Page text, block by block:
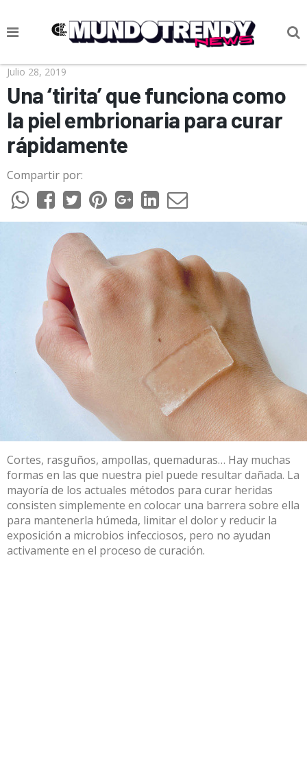
NOTICIAS
CULTURA POP
CIENCIA Y TECNOLOGÍA
VIDA
SOCIEDAD
CULTURIZANDO.COM
Julio 28, 2019
Una ‘tirita’ que funciona como
la piel embrionaria para curar
rápidamente
Compartir por:
Cortes, rasguños, ampollas, quemaduras… Hay muchas
formas en las que nuestra piel puede resultar dañada. La
mayoría de los actuales métodos para curar heridas
consisten simplemente en colocar una barrera sobre ella
para mantenerla húmeda, limitar el dolor y reducir la
exposición a microbios infecciosos, pero no ayudan
activamente en el proceso de curación.